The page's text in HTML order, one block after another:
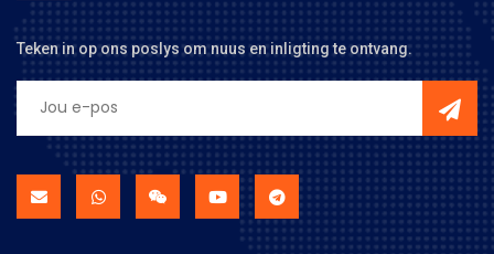
Teken in op ons poslys om nuus en inligting te ontvang.